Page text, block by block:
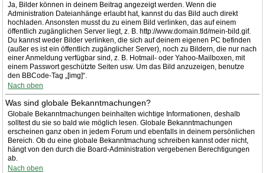
Ja, Bilder können in deinem Beitrag angezeigt werden. Wenn die
Administration Dateianhänge erlaubt hat, kannst du das Bild auch direkt
hochladen. Ansonsten musst du zu einem Bild verlinken, das auf einem
öffentlich zugänglichen Server liegt, z. B. http://www.domain.tld/mein-bild.gif.
Du kannst weder Bilder verlinken, die sich auf deinem eigenen PC befinden
(außer es ist ein öffentlich zugänglicher Server), noch zu Bildern, die nur nach
einer Anmeldung verfügbar sind, z. B. Hotmail- oder Yahoo-Mailboxen, mit
einem Passwort geschützte Seiten usw. Um das Bild anzuzeigen, benutze
den BBCode-Tag „[img]“.
Nach oben
Was sind globale Bekanntmachungen?
Globale Bekanntmachungen beinhalten wichtige Informationen, deshalb
solltest du sie so bald wie möglich lesen. Globale Bekanntmachungen
erscheinen ganz oben in jedem Forum und ebenfalls in deinem persönlichen
Bereich. Ob du eine globale Bekanntmachung schreiben kannst oder nicht,
hängt von den durch die Board-Administration vergebenen Berechtigungen
ab.
Nach oben